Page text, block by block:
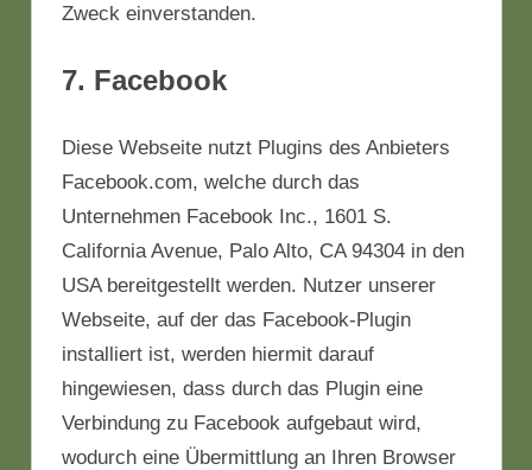
Zweck einverstanden.
7. Facebook
Diese Webseite nutzt Plugins des Anbieters
Facebook.com, welche durch das
Unternehmen Facebook Inc., 1601 S.
California Avenue, Palo Alto, CA 94304 in den
USA bereitgestellt werden. Nutzer unserer
Webseite, auf der das Facebook-Plugin
installiert ist, werden hiermit darauf
hingewiesen, dass durch das Plugin eine
Verbindung zu Facebook aufgebaut wird,
wodurch eine Übermittlung an Ihren Browser